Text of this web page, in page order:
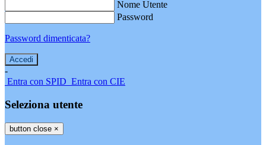
Nome Utente
Password
Password dimenticata?
-
Entra con SPID Entra con CIE
Seleziona utente
button close ×